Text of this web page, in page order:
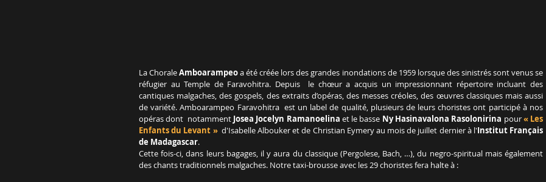
La Chorale Amboarampeo a été créée lors des grandes inondations de 1959 lorsque des sinistrés sont venus se
réfugier au Temple de Faravohitra. Depuis  le chœur a acquis un impressionnant répertoire incluant des
cantiques malgaches, des gospels, des extraits d’opéras, des messes créoles, des œuvres classiques mais aussi
de variété. Amboarampeo Faravohitra  est un label de qualité, plusieurs de leurs choristes ont participé à nos
opéras dont  notamment Josea Jocelyn Ramanoelina et le basse Ny Hasinavalona Rasolonirina pour « Les
Enfants du Levant » d'Isabelle Albouker et de Christian Eymery au mois de juillet dernier à l'Institut Français
de Madagascar.
Cette fois-ci, dans leurs bagages, il y aura du classique (Pergolese, Bach, …), du negro-spiritual mais également
des chants traditionnels malgaches. Notre taxi-brousse avec les 29 choristes fera halte à :